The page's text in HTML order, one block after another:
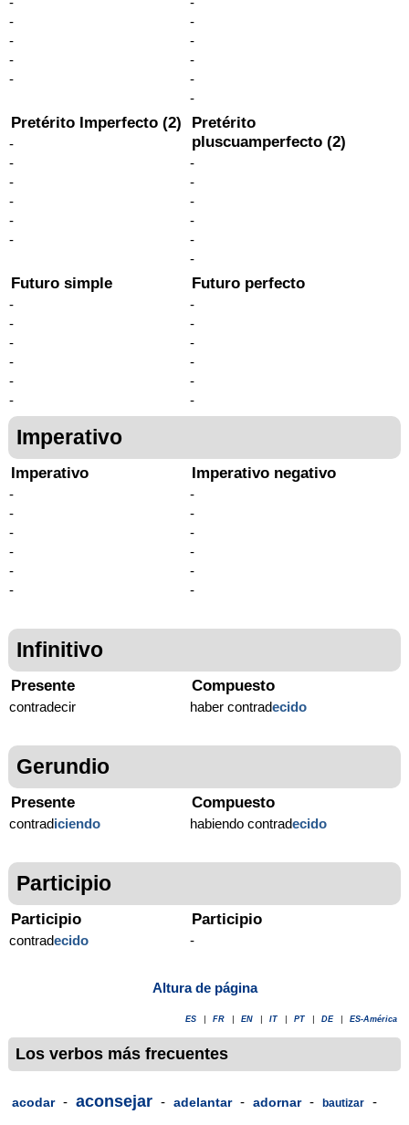
-
-
-
-
-
-
-
-
-
Pretérito Imperfecto (2)
-
-
-
-
-
-
Pretérito
pluscuamperfecto (2)
-
-
-
-
-
-
Futuro simple
-
-
-
-
-
-
Futuro perfecto
-
-
-
-
-
-
Imperativo
Imperativo
-
-
-
-
-
-
Imperativo negativo
-
-
-
-
-
-
Infinitivo
Presente
contradecir
Compuesto
haber contradecido
Gerundio
Presente
contradiciendo
Compuesto
habiendo contradecido
Participio
Participio
contradecido
Participio
-
Altura de página
ES FR EN IT PT DE ES-América
Los verbos más frecuentes
acodar - aconsejar - adelantar - adornar - bautizar -